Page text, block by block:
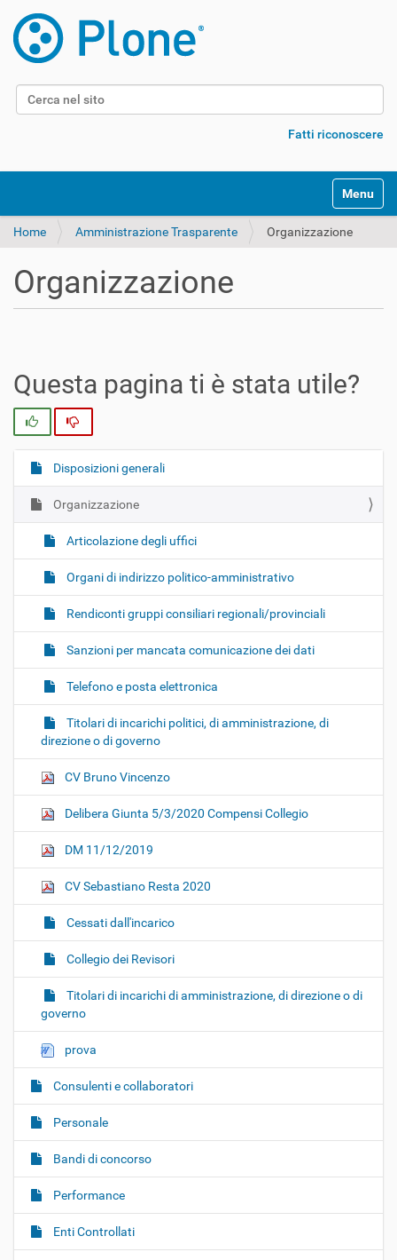
Cerca nel sito
Fatti riconoscere
Alterna
Home Amministrazione Trasparente Organizzazione
Organizzazione
Questa pagina ti è stata utile?
N
a
v
g
i
n
Disposizioni generali
Organizzazione
Articolazione degli uffici
Organi di indirizzo politico-amministrativo
Rendiconti gruppi consiliari regionali/provinciali
Sanzioni per mancata comunicazione dei dati
Telefono e posta elettronica
Titolari di incarichi politici, di amministrazione, di
direzione o di governo
CV Bruno Vincenzo
Delibera Giunta 5/3/2020 Compensi Collegio
DM 11/12/2019
CV Sebastiano Resta 2020
Cessati dall'incarico
Collegio dei Revisori
Titolari di incarichi di amministrazione, di direzione o di
governo
prova
Consulenti e collaboratori
Personale
Bandi di concorso
Performance
Enti Controllati